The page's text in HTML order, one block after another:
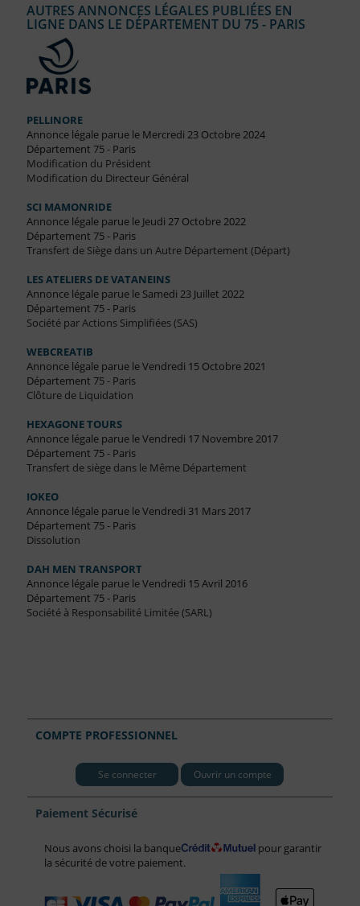
AUTRES ANNONCES LÉGALES PUBLIÉES EN
LIGNE DANS LE DÉPARTEMENT DU 75 - PARIS
PELLINORE
Annonce légale parue le Mercredi 23 Octobre 2024
Département 75 - Paris
Modification du Président
Modification du Directeur Général
SCI MAMONRIDE
Annonce légale parue le Jeudi 27 Octobre 2022
Département 75 - Paris
Transfert de Siège dans un Autre Département (Départ)
LES ATELIERS DE VATANEINS
Annonce légale parue le Samedi 23 Juillet 2022
Département 75 - Paris
Société par Actions Simplifiées (SAS)
WEBCREATIB
Annonce légale parue le Vendredi 15 Octobre 2021
Département 75 - Paris
Clôture de Liquidation
HEXAGONE TOURS
Annonce légale parue le Vendredi 17 Novembre 2017
Département 75 - Paris
Transfert de siège dans le Même Département
IOKEO
Annonce légale parue le Vendredi 31 Mars 2017
Département 75 - Paris
Dissolution
DAH MEN TRANSPORT
Annonce légale parue le Vendredi 15 Avril 2016
Département 75 - Paris
Société à Responsabilité Limitée (SARL)
COMPTE PROFESSIONNEL
Se connecter Ouvrir un compte
Paiement Sécurisé
Nous avons choisi la banque
pour garantir
la sécurité de votre paiement.